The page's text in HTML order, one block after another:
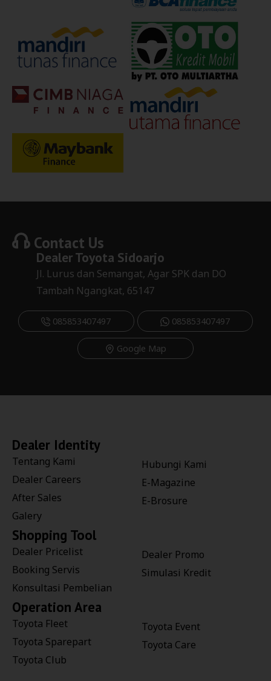
Contact Us
DealerToyota Sidoarjo
Jl. Lurus dan Semangat, Agar SPK dan DO
Tambah Ngangkat, 65147
085853407497 085853407497
Google Map
Dealer Identity
Tentang Kami
Dealer Careers
After Sales
Galery
Hubungi Kami
E-Magazine
E-Brosure
Shopping Tool
Dealer Pricelist
Booking Servis
Konsultasi Pembelian
Dealer Promo
Simulasi Kredit
Operation Area
Toyota Fleet
Toyota Sparepart
Toyota Club
Toyota Event
Toyota Care